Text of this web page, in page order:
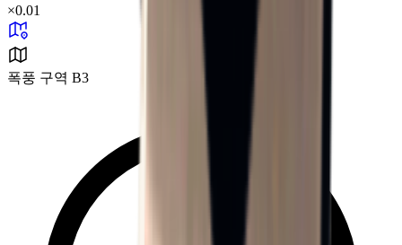
×0.01
폭풍 구역 B3